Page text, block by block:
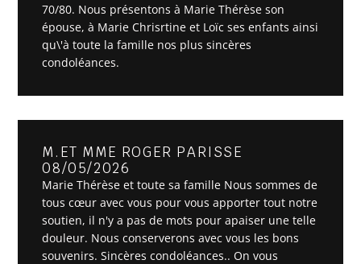
70/80. Nous présentons à Marie Thérèse son
épouse, à Marie Chrisrtine et Loïc ses enfants ainsi
qu\'à toute la famille nos plus sincères
condoléances.
M.ET MME ROGER PARISSE
08/05/2026
Marie Thérèse et toute sa famille Nous sommes de
tous cœur avec vous pour vous apporter tout notre
soutien, il n'y a pas de mots pour apaiser une telle
douleur. Nous conserverons avec vous les bons
souvenirs. Sincères condoléances.. On vous